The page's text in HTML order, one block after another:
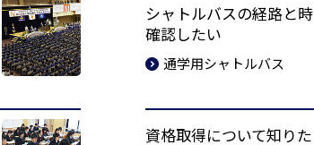
シャトルバスの経路と
確認したい
通学用シャトルバス
資格取得について知り